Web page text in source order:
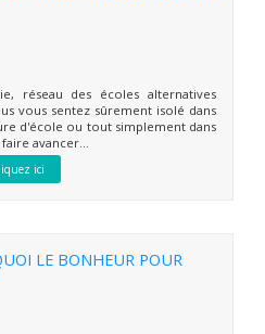
réseau des écoles alternatives
vous sentez sûrement isolé dans
d'école ou tout simplement dans
avancer...
ici
LE BONHEUR POUR